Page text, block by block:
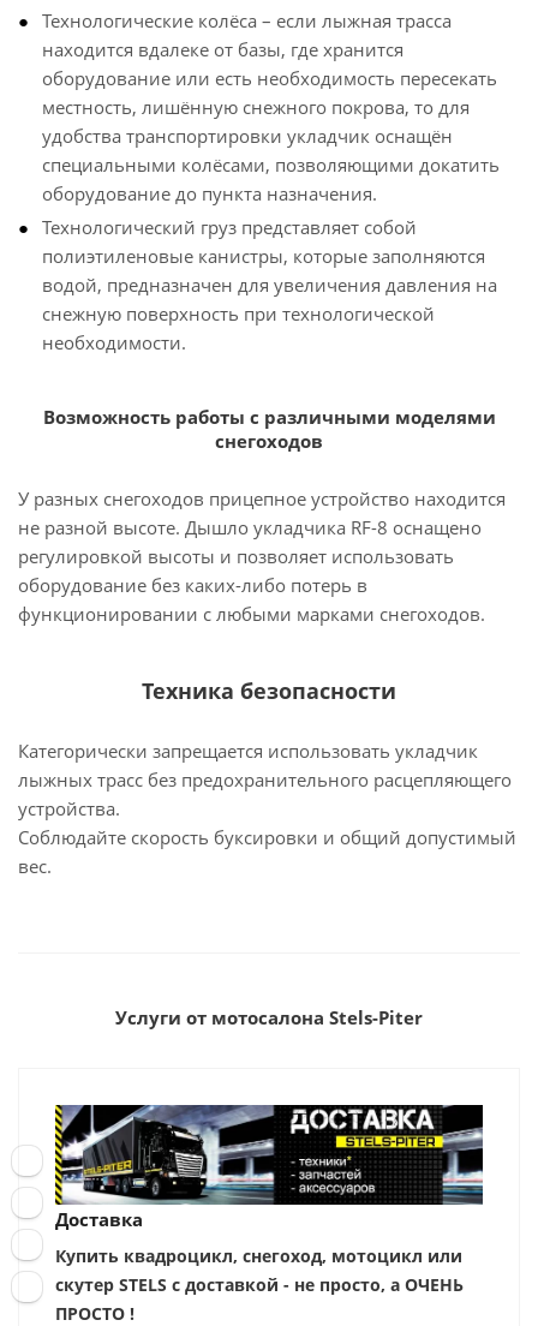
Технологические колёса – если лыжная трасса
находится вдалеке от базы, где хранится
оборудование или есть необходимость пересекать
местность, лишённую снежного покрова, то для
удобства транспортировки укладчик оснащён
специальными колёсами, позволяющими докатить
оборудование до пункта назначения.
Технологический груз представляет собой
полиэтиленовые канистры, которые заполняются
водой, предназначен для увеличения давления на
снежную поверхность при технологической
необходимости.
Возможность работы с различными моделями
снегоходов
У разных снегоходов прицепное устройство находится
не разной высоте. Дышло укладчика RF-8 оснащено
регулировкой высоты и позволяет использовать
оборудование без каких-либо потерь в
функционировании с любыми марками снегоходов.
Техника безопасности
Категорически запрещается использовать укладчик
лыжных трасс без предохранительного расцепляющего
устройства.
Соблюдайте скорость буксировки и общий допустимый
вес.
Услуги от мотосалона Stels-Piter
Доставка
Купить квадроцикл, снегоход, мотоцикл или
скутер STELS с доставкой - не просто, а ОЧЕНЬ
ПРОСТО !